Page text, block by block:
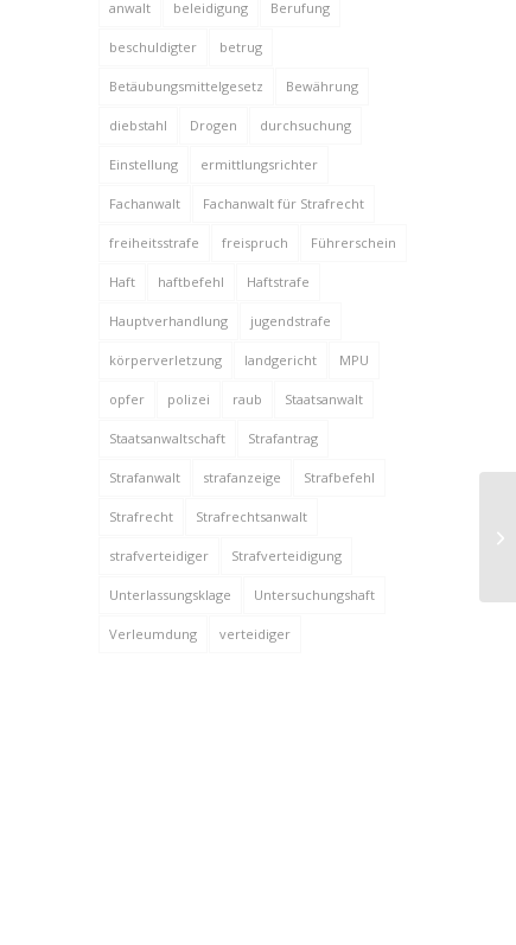
anwalt beleidigung Berufung
beschuldigter betrug
Betäubungsmittelgesetz Bewährung
diebstahl Drogen durchsuchung
Einstellung ermittlungsrichter
Fachanwalt Fachanwalt für Strafrecht
freiheitsstrafe freispruch Führerschein
Haft haftbefehl Haftstrafe
Hauptverhandlung jugendstrafe
körperverletzung landgericht MPU
opfer polizei raub Staatsanwalt
Staatsanwaltschaft Strafantrag
Strafanwalt strafanzeige Strafbefehl
Strafrecht Strafrechtsanwalt
strafverteidiger Strafverteidigung
Unterlassungsklage Untersuchungshaft
Verleumdung verteidiger